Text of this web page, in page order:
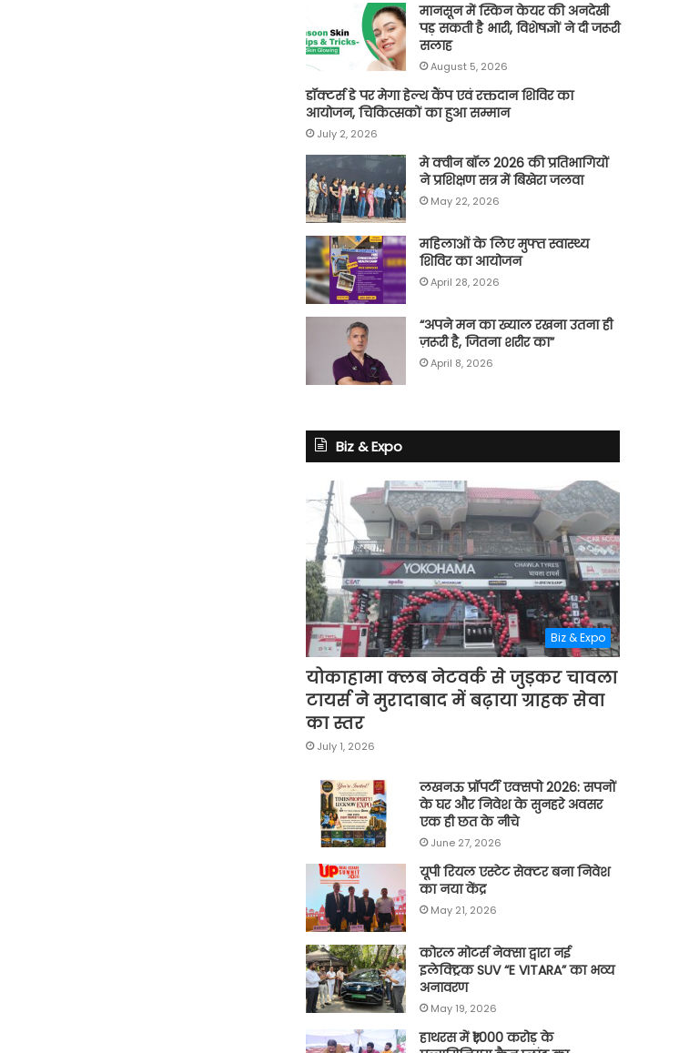
मानसून में स्किन केयर की अनदेखी
पड़ सकती है भारी, विशेषज्ञों ने दी जरूरी
सलाह
August 5, 2026
डॉक्टर्स डे पर मेगा हेल्थ कैंप एवं रक्तदान शिविर का
आयोजन, चिकित्सकों का हुआ सम्मान
July 2, 2026
मे क्वीन बॉल 2026 की प्रतिभागियों
ने प्रशिक्षण सत्र में बिखेरा जलवा
May 22, 2026
महिलाओं के लिए मुफ्त स्वास्थ्य
शिविर का आयोजन
April 28, 2026
“अपने मन का ख्याल रखना उतना ही
ज़रूरी है, जितना शरीर का”
April 8, 2026
Biz & Expo
Biz & Expo
योकाहामा क्लब नेटवर्क से जुड़कर चावला
टायर्स ने मुरादाबाद में बढ़ाया ग्राहक सेवा
का स्तर
July 1, 2026
लखनऊ प्रॉपर्टी एक्सपो 2026: सपनों
के घर और निवेश के सुनहरे अवसर
एक ही छत के नीचे
June 27, 2026
यूपी रियल एस्टेट सेक्टर बना निवेश
का नया केंद्र
May 21, 2026
कोरल मोटर्स नेक्सा द्वारा नई
इलेक्ट्रिक SUV “E VITARA” का भव्य
अनावरण
May 19, 2026
हाथरस में ₹1,000 करोड़ के